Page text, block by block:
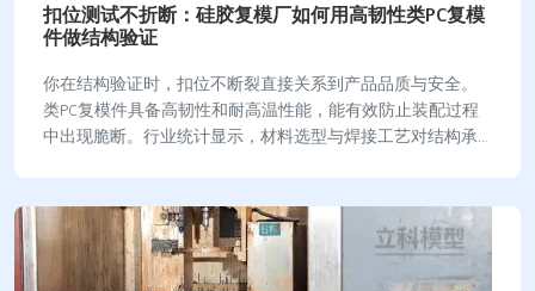
扣位测试不折断：硅胶复模厂如何用高韧性类PC复模
件做结构验证
你在结构验证时，扣位不断裂直接关系到产品品质与安全。
类PC复模件具备高韧性和耐高温性能，能有效防止装配过程
中出现脆断。行业统计显示，材料选型与焊接工艺对结构承